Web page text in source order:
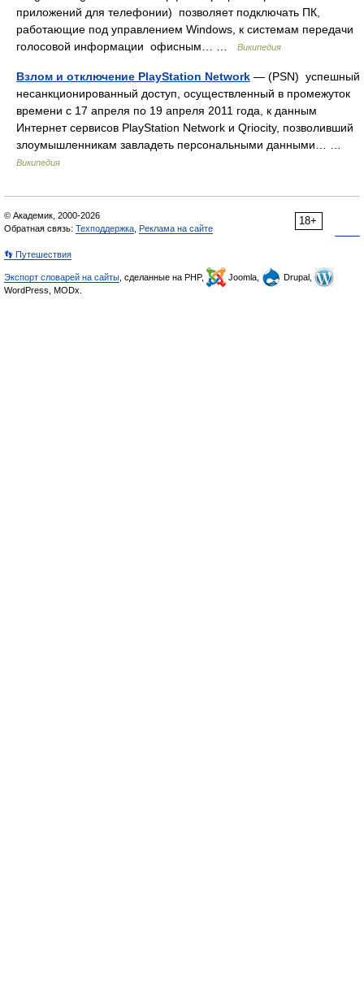
приложений для телефонии) позволяет подключать ПК,
работающие под управлением Windows, к системам передачи
голосовой информации офисным… …
Википедия
Взлом и отключение PlayStation Network — (PSN) успешный
несанкционированный доступ, осуществленный в промежуток
времени с 17 апреля по 19 апреля 2011 года, к данным
Интернет сервисов PlayStation Network и Qriocity, позволивший
злоумышленникам завладеть персональными данными… …
Википедия
18+
© Академик, 2000-2026
Обратная связь: Техподдержка Реклама на сайте
👣 Путешествия
Экспорт словарей на сайты , сделанные на PHP, Joomla,
Drupal,
WordPress, MODx.